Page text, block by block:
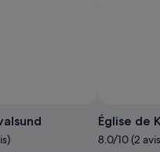
Église de
8.0/10 (2